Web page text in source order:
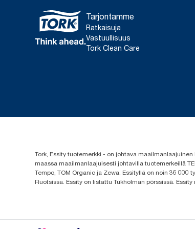
Tarjontamme
Ratkaisuja
Vastuullisuus
Tork Clean Care
Tork, Essity tuotemerkki - on johtava
maassa maailmanlaajuisesti johtavilla tuotemerkeillä
Tempo, TOM Organic ja Zewa. Essityllä on noin 36
Ruotsissa. Essity on listattu Tukholman pörssissä.